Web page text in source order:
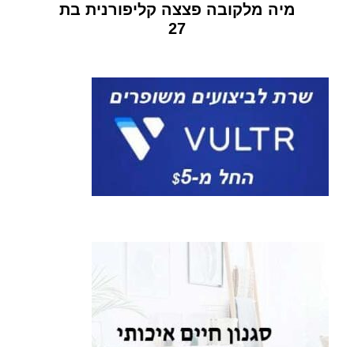
מיה מלקובה פצצה קליפורנית בת
27